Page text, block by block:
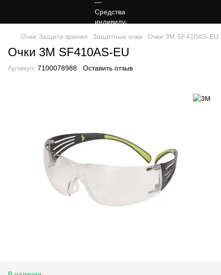
Очки Защита зрения Защитные очки Очки 3М SF410AS-EU
Очки 3М SF410AS-EU
Артикул: 7100078988 Оставить отзыв